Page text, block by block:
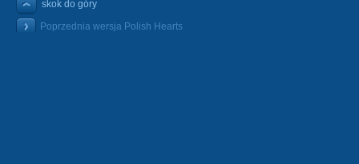
skok do góry
Poprzednia wersja Polish Hearts